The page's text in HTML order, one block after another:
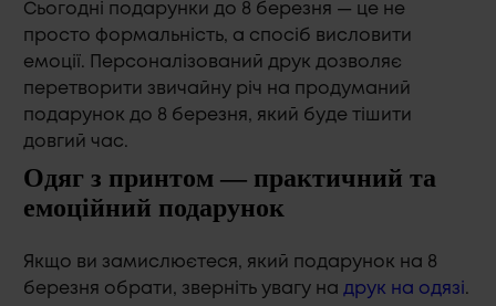
Сьогодні подарунки до 8 березня — це не
просто формальність, а спосіб висловити
емоції. Персоналізований друк дозволяє
перетворити звичайну річ на продуманий
подарунок до 8 березня, який буде тішити
довгий час.
Одяг з принтом — практичний та
емоційний подарунок
Якщо ви замислюєтеся, який подарунок на 8
березня обрати, зверніть увагу на друк на одязі.